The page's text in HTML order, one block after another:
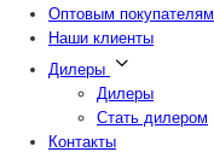
Оптовым покупателям
Наши клиенты
Дилеры
Дилеры
Стать дилером
Контакты